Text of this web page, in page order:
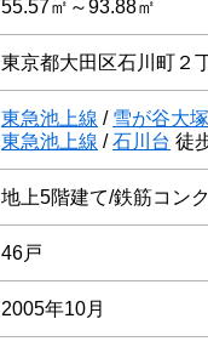
55.57㎡～93.88㎡
東京都大田区石川町２
東急池上線 / 雪が谷大塚
東急池上線 /石川台 徒
地上5階建て/鉄筋コン
46戸
2005年10月